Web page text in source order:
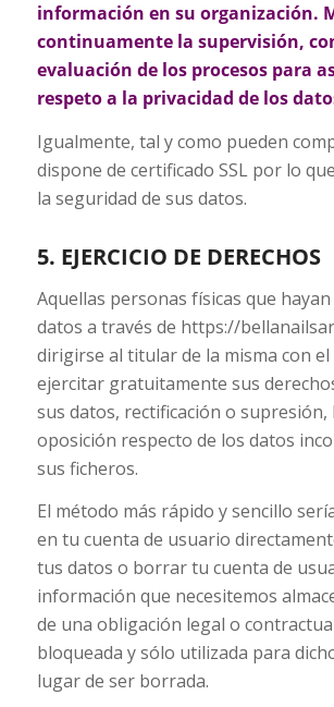
información en su organización.
continuamente la supervisión,
evaluación de los procesos para
respeto a la privacidad de los
Igualmente, tal y como pueden
dispone de certificado SSL por lo
la seguridad de sus datos.
5. EJERCICIO DE DERECHOS
Aquellas personas físicas que
datos a través de https://
dirigirse al titular de la misma con
ejercitar gratuitamente sus
sus datos, rectificación o supresión,
oposición respecto de los datos
sus ficheros.
El método más rápido y sencillo
en tu cuenta de usuario
tus datos o borrar tu cuenta de
información que necesitemos
de una obligación legal o
bloqueada y sólo utilizada para
lugar de ser borrada.